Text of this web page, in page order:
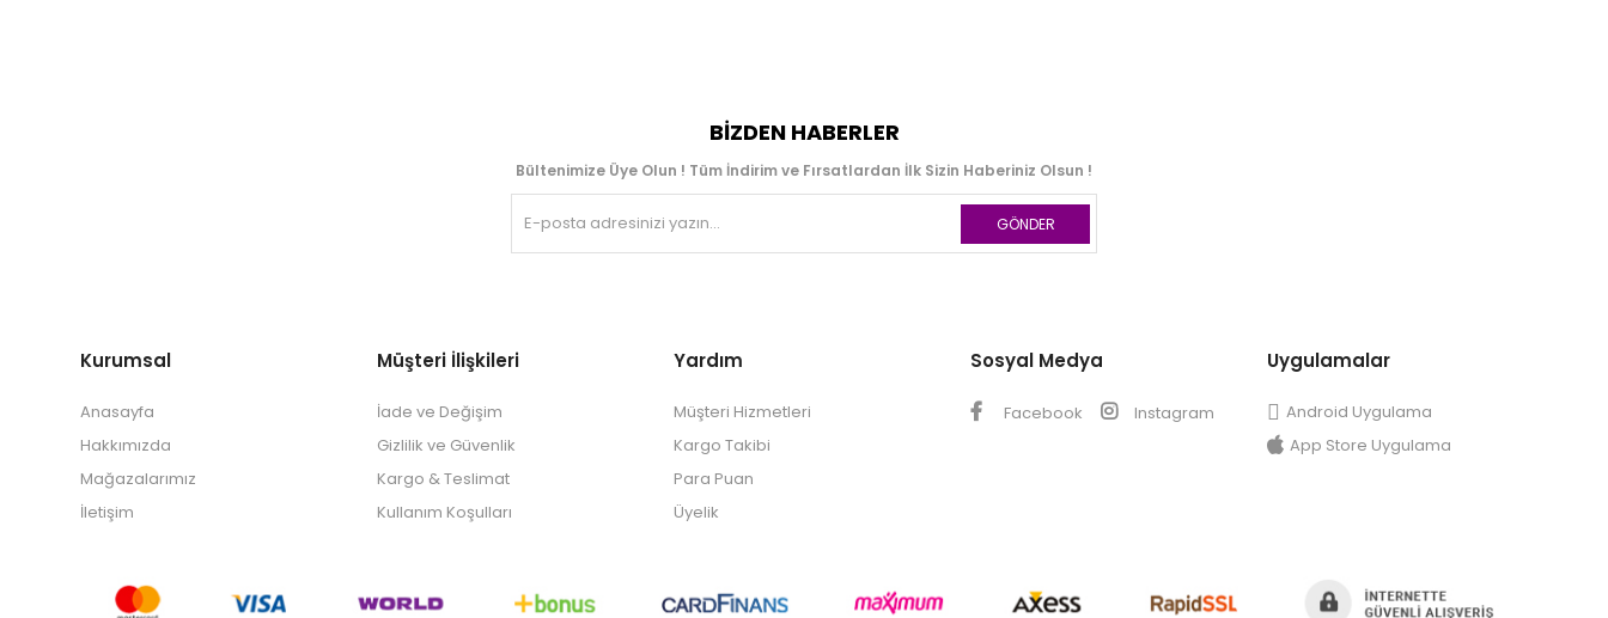
BIZDEN HABERLER
Bültenimize Üye Olun ! Tüm İndirim ve Fırsatlardan İlk Sizin Haberiniz Olsun !
GÖNDER
Kurumsal
Anasayfa
Hakkımızda
Mağazalarımız
İletişim
Müşteri İlişkileri
İade ve Değişim
Gizlilik ve Güvenlik
Kargo & Teslimat
Kullanım Koşulları
Yardım
Müşteri Hizmetleri
Kargo Takibi
Para Puan
Üyelik
Sosyal Medya
Facebook Instagram
Uygulamalar
Android Uygulama
App Store Uygulama